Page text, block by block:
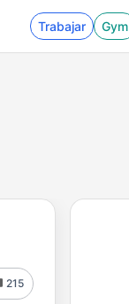
Trabajar Gym
215